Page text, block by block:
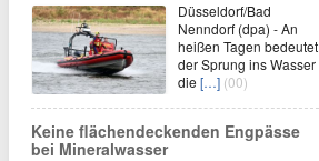
Düsseldorf/Bad
Nenndorf (dpa) - An
heißen Tagen bedeutet
der Sprung ins Wasser
die […] (00)
Keine flächendeckenden Engpässe
bei Mineralwasser